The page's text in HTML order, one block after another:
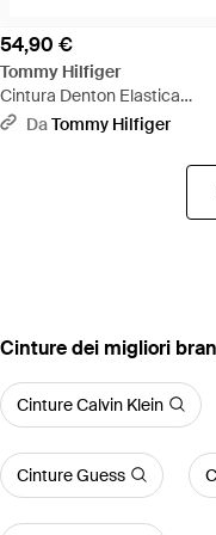
54,90 €
Tommy Hilfiger
Cintura Denton Elastica
Intrecciata - Bianco
DaTommy Hilfiger
‪Cinture‬ dei migliori
Cinture Calvin Klein
Cinture Guess